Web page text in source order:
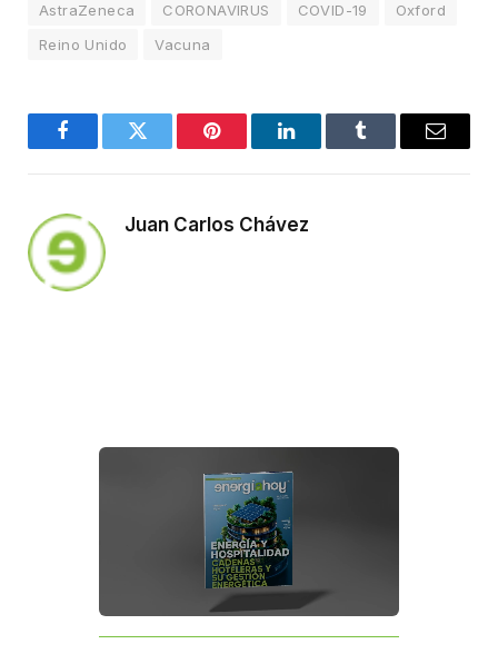
AstraZeneca CORONAVIRUS COVID-19
Oxford
Reino Unido
Vacuna
FacebookTwitter Pinterest LinkedInTumblr Email
Juan Carlos Chávez